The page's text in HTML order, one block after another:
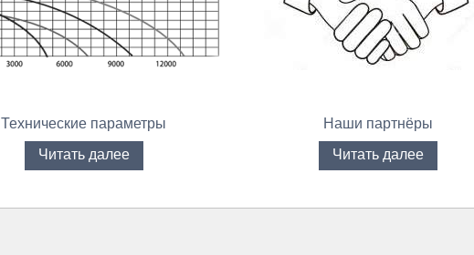
Технические параметры
Читать далее
Наши партнёры
Читать далее